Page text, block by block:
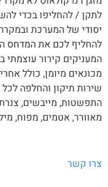
/ להחליפו בכדי
של המערכת
לכם את המדחס
קירור עוצמתי
מיומן, כולל
תיקון והחלפה לכל
מייבשים, צנרת
אטמים, מפוח, מילוי
קשר